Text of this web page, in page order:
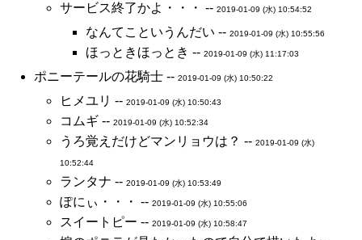
サービス終了かよ・・・ -- 2019-01-09 (水) 10:54:52
なんてこというんだい -- 2019-01-09 (水) 10:55:56
ほっときほっとき -- 2019-01-09 (水) 11:17:03
ポニーテールの花騎士 -- 2019-01-09 (水) 10:50:22
ヒメユリ -- 2019-01-09 (水) 10:50:43
コムギ -- 2019-01-09 (水) 10:52:34
うろ覚えだけどマンリョウは？ -- 2019-01-09 (水)
10:52:44
ランタナ -- 2019-01-09 (水) 10:53:49
ぽにぃ・・・ -- 2019-01-09 (水) 10:55:06
スイートピー -- 2019-01-09 (水) 10:58:47